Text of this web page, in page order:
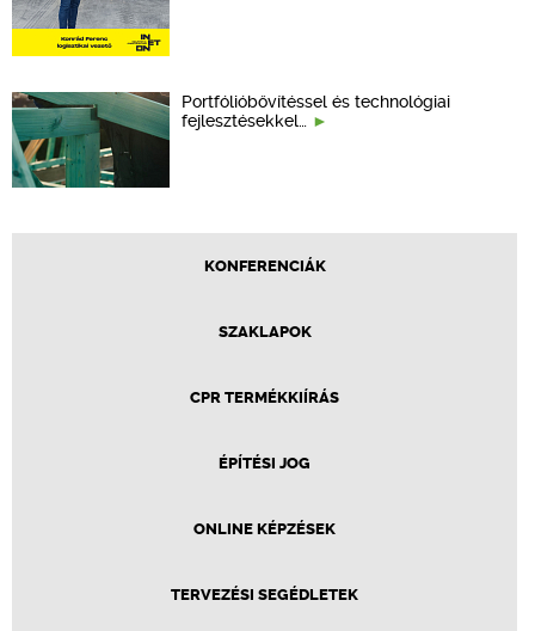
Portfólióbővítéssel és technológiai
fejlesztésekkel…
KONFERENCIÁK
SZAKLAPOK
CPR TERMÉKKIÍRÁS
ÉPÍTÉSI JOG
ONLINE KÉPZÉSEK
TERVEZÉSI SEGÉDLETEK